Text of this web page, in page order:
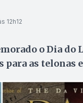
12h12
o Dia do
as telonas